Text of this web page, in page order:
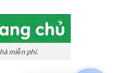
miễn phí.